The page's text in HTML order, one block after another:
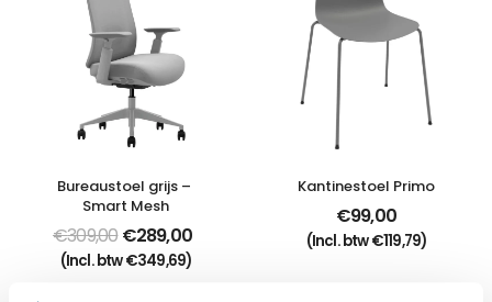
Bureaustoel grijs –
Smart Mesh
€309,00 €289,00
(Incl. btw€349,69)
Kantinestoel Primo
€99,00
(Incl. btw€119,79)